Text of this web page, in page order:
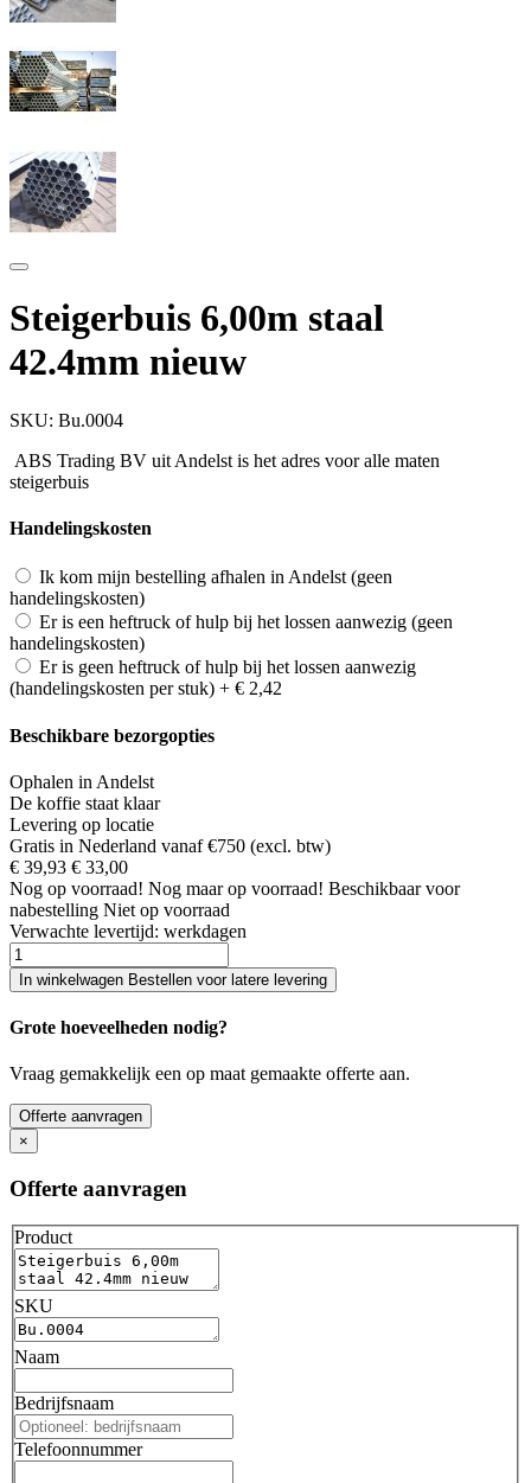
Steigerbuis 6,00m staal
42.4mm nieuw
SKU: Bu.0004
ABS Trading BV uit Andelst is het adres voor alle maten
steigerbuis
Handelingskosten
Ik kom mijn bestelling afhalen in Andelst (geen
handelingskosten)
Er is een heftruck of hulp bij het lossen aanwezig (geen
handelingskosten)
Er is geen heftruck of hulp bij het lossen aanwezig
(handelingskosten per stuk) + € 2,42
Beschikbare bezorgopties
Ophalen in Andelst
De koffie staat klaar
Levering op locatie
Gratis in Nederland vanaf €750 (excl. btw)
€ 39,93 € 33,00
Nog op voorraad! Nog maarop voorraad! Beschikbaar voor
nabestelling Niet op voorraad
Verwachte levertijd: werkdagen
In winkelwagen Bestellen voor latere levering
Grote hoeveelheden nodig?
Vraag gemakkelijk een op maat gemaakte offerte aan.
Offerte aanvragen
×
Offerte aanvragen
Product
SKU
Naam
Bedrijfsnaam
Telefoonnummer